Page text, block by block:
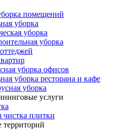
помещений
уборка
уборка
уборка
уборка офисов
уборка ресторана и кафе
уборка
услуги
чистка плитки